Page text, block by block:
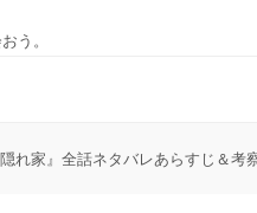
う。
隠れ家』全話ネタバレあらすじ＆